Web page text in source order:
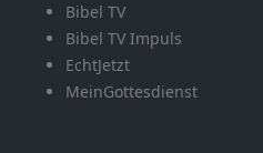
Bibel TV
Bibel TV Impuls
EchtJetzt
MeinGottesdienst